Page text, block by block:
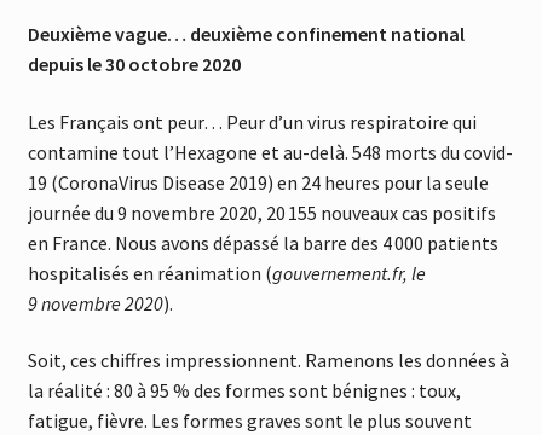
Deuxième vague… deuxième confinement national
depuis le 30 octobre 2020
Les Français ont peur… Peur d’un virus respiratoire qui
contamine tout l’Hexagone et au-delà. 548 morts du covid-
19 (CoronaVirus Disease 2019) en 24 heures pour la seule
journée du 9 novembre 2020, 20 155 nouveaux cas positifs
en France. Nous avons dépassé la barre des 4 000 patients
hospitalisés en réanimation (gouvernement.fr, le
9 novembre 2020).
Soit, ces chiffres impressionnent. Ramenons les données à
la réalité : 80 à 95 % des formes sont bénignes : toux,
fatigue, fièvre. Les formes graves sont le plus souvent